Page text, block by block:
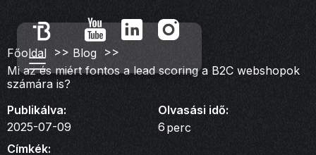
Főoldal >> Blog >>
Mi az és miért fontos a lead scoring a B2C webshopok
számára is?
Publikálva:
2025-07-09
Olvasási idő:
6perc
Címkék: